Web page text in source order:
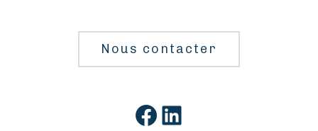
Nous contacter
Facebook
LinkedIn